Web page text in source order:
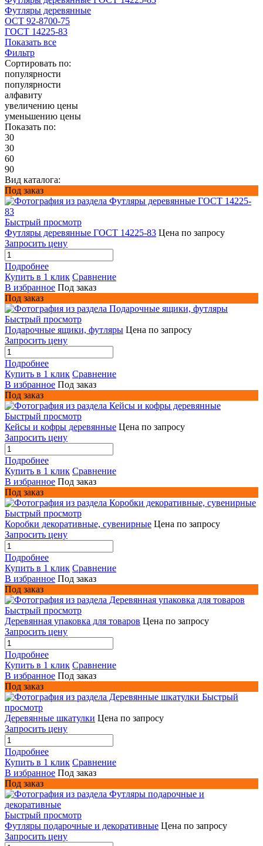
Футляры деревянные
ОСТ 92-8700-75
ГОСТ 14225-83
Показать все
Фильтр
Сортировать по:
популярности
популярности
алфавиту
увеличению цены
уменьшению цены
Показать по:
30
30
60
90
Вид каталога:
Под заказ
Быстрый просмотр
Футляры деревянные ГОСТ 14225-83 Цена по запросу
Запросить цену
Подробнее
Купить в 1 клик Сравнение
В избранное Под заказ
Под заказ
Быстрый просмотр
Подарочные ящики, футляры Цена по запросу
Запросить цену
Подробнее
Купить в 1 клик Сравнение
В избранное Под заказ
Под заказ
Быстрый просмотр
Кейсы и кофры деревянные Цена по запросу
Запросить цену
Подробнее
Купить в 1 клик Сравнение
В избранное Под заказ
Под заказ
Быстрый просмотр
Коробки декоративные, сувенирные Цена по запросу
Запросить цену
Подробнее
Купить в 1 клик Сравнение
В избранное Под заказ
Под заказ
Быстрый просмотр
Деревянная упаковка для товаров Цена по запросу
Запросить цену
Подробнее
Купить в 1 клик Сравнение
В избранное Под заказ
Под заказ
Быстрый
просмотр
Деревянные шкатулки Цена по запросу
Запросить цену
Подробнее
Купить в 1 клик Сравнение
В избранное Под заказ
Под заказ
Быстрый просмотр
Футляры подарочные и декоративные Цена по запросу
Запросить цену